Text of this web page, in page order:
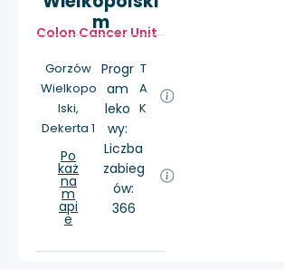
m
Colon Cancer Unit
Gorzów
Wielkopo
lski,
Dekerta 1
Po
każ
na
m
api
e
Progr
am
leko
wy:
T
A
K
Liczba
zabieg
ów:
366